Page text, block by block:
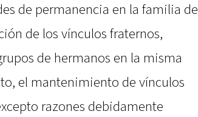
de permanencia en la familia de
de los vínculos fraternos,
de hermanos en la misma
el mantenimiento de vínculos
razones debidamente